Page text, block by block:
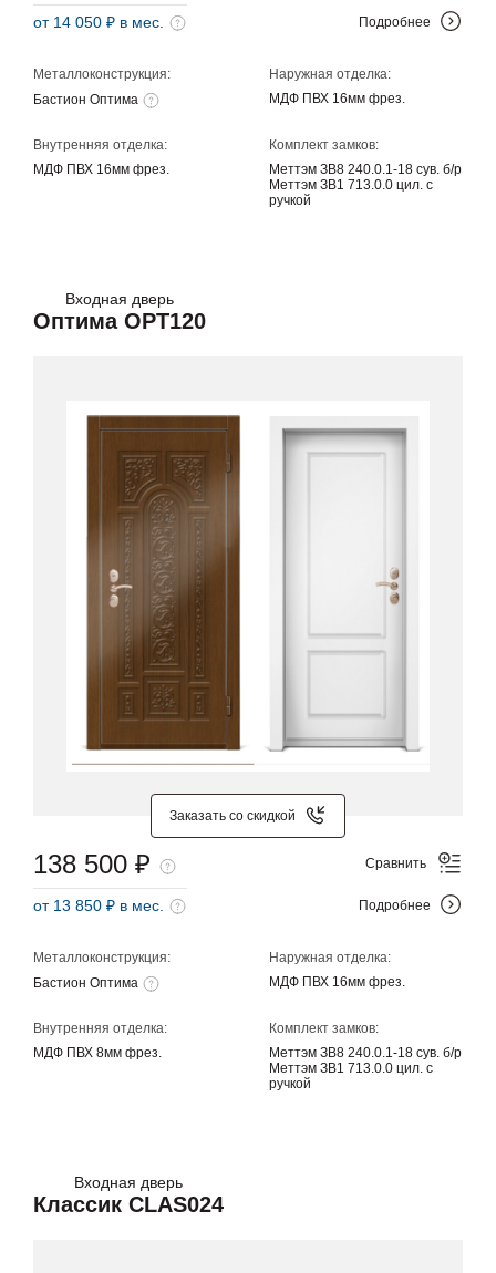
Металлоконструкция:
Бастион Оптима
Наружная отделка:
МДФ ПВХ 16мм фрез.
Внутренняя отделка:
МДФ ПВХ 16мм фрез.
Комплект замков:
Меттэм ЗВ8 240.0.1-18 сув. б/р
Меттэм ЗВ1 713.0.0 цил. с
ручкой
от 14 050 ₽ в мес. Подробнее
Входная дверь
Оптима OPT120
Заказать со скидкой
Металлоконструкция:
Бастион Оптима
Наружная отделка:
МДФ ПВХ 16мм фрез.
Внутренняя отделка:
МДФ ПВХ 8мм фрез.
Комплект замков:
Меттэм ЗВ8 240.0.1-18 сув. б/р
Меттэм ЗВ1 713.0.0 цил. с
ручкой
138 500 ₽
от 13 850 ₽ в мес.
Сравнить
Подробнее
Входная дверь
Классик CLAS024